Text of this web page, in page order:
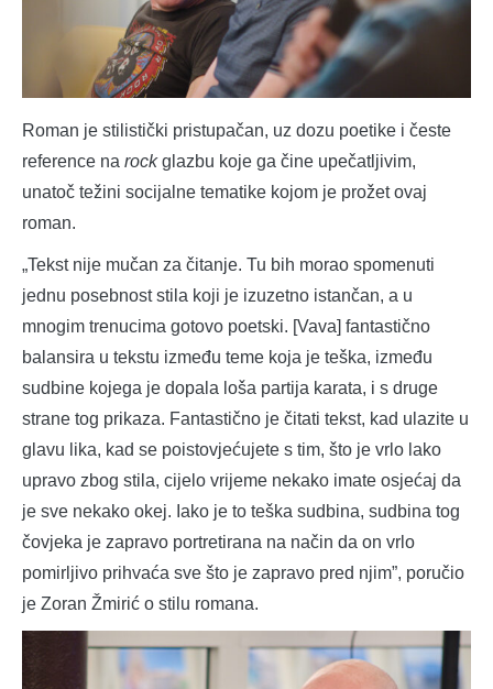
Roman je stilistički pristupačan, uz dozu poetike i česte
reference na rockglazbu koje ga čine upečatljivim,
unatoč težini socijalne tematike kojom je prožet ovaj
roman.
„Tekst nije mučan za čitanje. Tu bih morao spomenuti
jednu posebnost stila koji je izuzetno istančan, a u
mnogim trenucima gotovo poetski. [Vava] fantastično
balansira u tekstu između teme koja je teška, između
sudbine kojega je dopala loša partija karata, i s druge
strane tog prikaza. Fantastično je čitati tekst, kad ulazite u
glavu lika, kad se poistovjećujete s tim, što je vrlo lako
upravo zbog stila, cijelo vrijeme nekako imate osjećaj da
je sve nekako okej. Iako je to teška sudbina, sudbina tog
čovjeka je zapravo portretirana na način da on vrlo
pomirljivo prihvaća sve što je zapravo pred njim”, poručio
je Zoran Žmirić o stilu romana.